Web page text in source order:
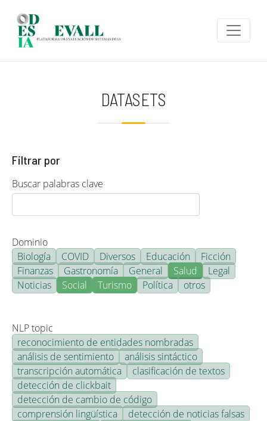
DATASETS
Filtrar por
Buscar palabras clave
Dominio
Biología
COVID Diversos Educación
Ficción
Finanzas
Gastronomía General Salud
Legal
Noticias
Social Turismo Política otros
NLP topic
reconocimiento de entidades nombradas
análisis de sentimiento
análisis sintáctico
transcripción automática
clasificación de textos
detección de clickbait
detección de cambio de código
comprensión lingüística
detección de noticias falsas